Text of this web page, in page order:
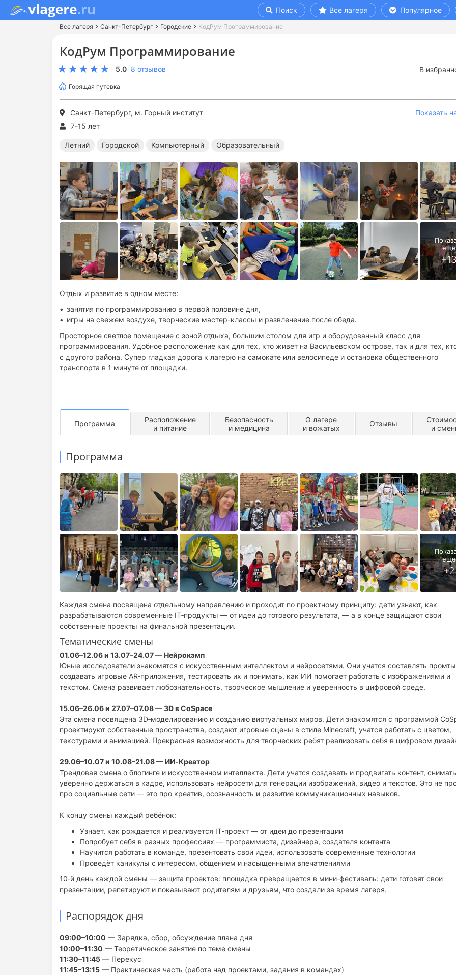
Поиск Все лагеря Популярное
Все лагеря Санкт-Петербург Городские КодРум Программирование
КодРум Программирование
5.0 8 отзывов В
Горящая путевка
Санкт-Петербург, м. Горный институт
Показать
7-15 лет
Летний Городской Компьютерный Образовательный
Отдых и развитие в одном месте:
занятия по программированию в первой половине дня,
игры на свежем воздухе, творческие мастер-классы и развлечение после обеда.
Просторное светлое помещение с зоной отдыха, большим столом для игр и оборудованный класс для
программирования. Удобное расположение как для тех, кто живет на Васильевском острове, так и для тех,
с другого района. Супер гладкая дорога к лагерю на самокате или велосипеде и остановка общественного
транспорта в 1 минуте от площадки.
Программа
Расположение
и питание
Безопасность
и медицина
О лагере
и вожатых
Отзывы
и
Программа
Каждая смена посвящена отдельному направлению и проходит по проектному принципу: дети узнают, как
разрабатываются современные IT‑продукты — от идеи до готового результата, — а в конце защищают свои
собственные проекты на финальной презентации.
Тематические смены
01.06–12.06 и 13.07–24.07 — Нейрокэмп
Юные исследователи знакомятся с искусственным интеллектом и нейросетями. Они учатся составлять
создавать игровые AR‑приложения, тестировать их и понимать, как ИИ помогает работать с изображениями и
текстом. Смена развивает любознательность, творческое мышление и уверенность в цифровой среде.
15.06–26.06 и 27.07–07.08 — 3D в CoSpace
Эта смена посвящена 3D‑моделированию и созданию виртуальных миров. Дети знакомятся с программой
проектируют собственные пространства, создают игровые сцены в стиле Minecraft, учатся работать с цветом,
текстурами и анимацией. Прекрасная возможность для творческих ребят реализовать себя в цифровом
29.06–10.07 и 10.08–21.08 — ИИ‑Креатор
Трендовая смена о блогинге и искусственном интеллекте. Дети учатся создавать и продвигать контент,
уверенно держаться в кадре, использовать нейросети для генерации изображений, видео и текстов. Это не
про социальные сети — это про креатив, осознанность и развитие коммуникационных навыков.
К концу смены каждый ребёнок:
Узнает, как рождается и реализуется IT‑проект — от идеи до презентации
Попробует себя в разных профессиях — программиста, дизайнера, создателя контента
Научится работать в команде, презентовать свои идеи, использовать современные технологии
Проведёт каникулы с интересом, общением и насыщенными впечатлениями
10‑й день каждой смены — защита проектов: площадка превращается в мини‑фестиваль: дети готовят свои
презентации, репетируют и показывают родителям и друзьям, что создали за время лагеря.
Распорядок дня
09:00–10:00 — Зарядка, сбор, обсуждение плана дня
10:00–11:30 — Теоретическое занятие по теме смены
11:30–11:45 — Перекус
11:45–13:15 — Практическая часть (работа над проектами, задания в командах)